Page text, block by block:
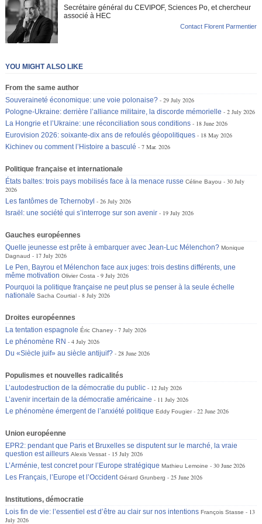
Secrétaire général du CEVIPOF, Sciences Po, et chercheur
associé à HEC
Contact Florent Parmentier
YOU MIGHT ALSO LIKE
From the same author
Souveraineté économique: une voie polonaise?
29 July 2026
Pologne-Ukraine: derrière l’alliance militaire, la discorde mémorielle
2 July 2026
La Hongrie et l’Ukraine: une réconciliation sous conditions
18 June 2026
Eurovision 2026: soixante-dix ans de refoulés géopolitiques
18 May 2026
Kichinev ou comment l’Histoire a basculé
7 Mar. 2026
Politique française et internationale
États baltes: trois pays mobilisés face à la menace russe Céline Bayou
30 July
2026
Les fantômes de Tchernobyl
26 July 2026
Israël: une société qui s’interroge sur son avenir
19 July 2026
Gauches européennes
Quelle jeunesse est prête à embarquer avec Jean-Luc Mélenchon? Monique
Dagnaud
17 July 2026
Le Pen, Bayrou et Mélenchon face aux juges: trois destins différents, une
même motivation Olivier Costa
9 July 2026
Pourquoi la politique française ne peut plus se penser à la seule échelle
nationale Sacha Courtial 8 July 2026
Droites européennes
La tentation espagnole Éric Chaney
7 July 2026
Le phénomène RN
4 July 2026
Du «Siècle juif» au siècle antijuif?
28 June 2026
Populismes et nouvelles radicalités
L’autodestruction de la démocratie du public
12 July 2026
L’avenir incertain de la démocratie américaine
11 July 2026
Le phénomène émergent de l’anxiété politique Eddy Fougier 22 June 2026
Union européenne
EPR2: pendant que Paris et Bruxelles se disputent sur le marché, la vraie
question est ailleurs Alexis Vessat
15 July 2026
L’Arménie, test concret pour l’Europe stratégique Mathieu Lemoine
30 June 2026
Les Français, l’Europe et l’Occident Gérard Grunberg 25 June 2026
Institutions, démocratie
Lois fin de vie: l’essentiel est d’être au clair sur nos intentions François Stasse
13
July 2026